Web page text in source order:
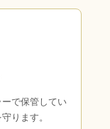
で保管してい
ります。